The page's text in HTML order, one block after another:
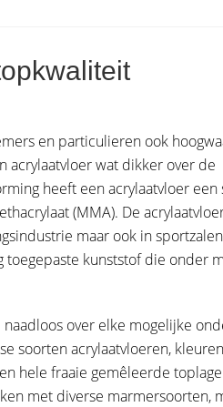
en particulieren ook
acrylaatvloer wat dikker over de
heeft een acrylaatvloer een
(MMA). De
maar ook in
toegepaste kunststof die onder
over elke mogelijke
soorten acrylaatvloeren,
hele fraaie gemêleerde
met diverse marmersoorten,